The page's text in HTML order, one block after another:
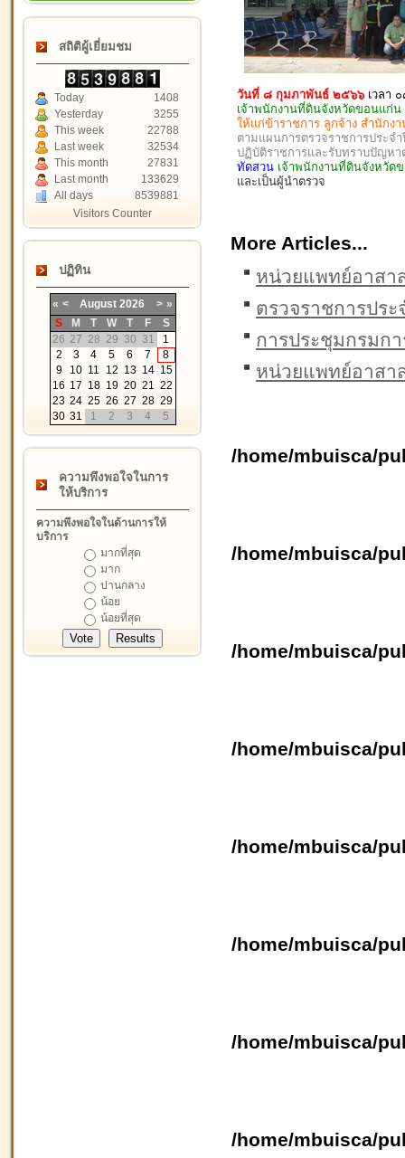
สถิติผู้เยี่ยมชม
Today
1408
Yesterday
3255
This week
22788
Last week
32534
This month
27831
Last month
133629
All days
8539881
Visitors Counter
ปฏิทิน
« < August 2026 > »
S
M T W T F
S
26 27 28 29 30 31
1
2
3 4 5 6 7
8
9
10 11 12 13 14 15
16 17 18 19 20 21 22
23 24 25 26 27 28 29
30 31 1 2 3 4 5
ความพึงพอใจในการ
ให้บริการ
ความพึงพอใจในด้านการให้
บริการ
มากที่สุด
มาก
ปานกลาง
น้อย
น้อยที่สุด
วันที่ ๘ กุมภาพันธ์ ๒๕๖๖ เวลา
เจ้าพนักงานที่ดินจังหวัดขอนแก่น
ให้แก่ข้าราชการ ลูกจ้าง สำนักง
ตามแผนการตรวจราชการประจ
ปฏิบัติราชการและรับทราบปัญหา
ทัดสวน เจ้าพนักงานที่ดินจังหวัด
และเป็นผู้นำตรวจ
More Articles...
หน่วยแพทย์อาสา
ตรวจราชการปร
การประชุมกรมก
หน่วยแพทย์อาสา
/home/mbuisca/
/home/mbuisca/
/home/mbuisca/
/home/mbuisca/
/home/mbuisca/
/home/mbuisca/
/home/mbuisca/
/home/mbuisca/